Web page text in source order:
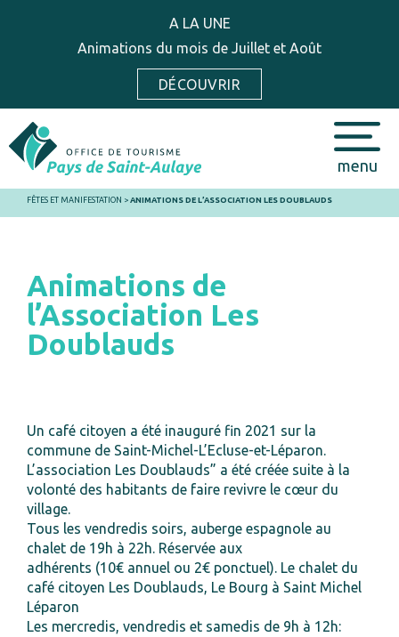
A LA UNE
Animations du mois de Juillet et Août
DÉCOUVRIR
menu
FÊTES ET MANIFESTATION > ANIMATIONS DE L’ASSOCIATION LES DOUBLAUDS
Animations de
l’Association Les
Doublauds
Un café citoyen a été inauguré fin 2021 sur la
commune de Saint-Michel-L’Ecluse-et-Léparon.
L’association Les Doublauds” a été créée suite à la
volonté des habitants de faire revivre le cœur du
village.
Tous les vendredis soirs, auberge espagnole au
chalet de 19h à 22h. Réservée aux
adhérents (10€ annuel ou 2€ ponctuel). Le chalet du
café citoyen Les Doublauds, Le Bourg à Saint Michel
Léparon
Les mercredis, vendredis et samedis de 9h à 12h: